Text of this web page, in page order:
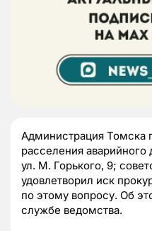
Администрация Томска
расселения
ул. М. Горького, 9;
удовлетворил иск
по этому вопросу. Об
службе ведомства.